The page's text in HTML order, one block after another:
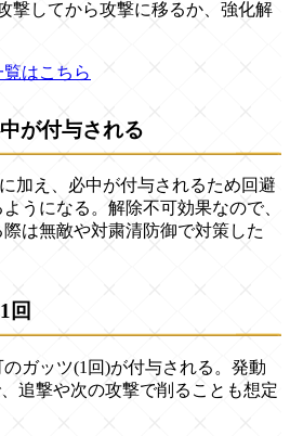
撃してから攻撃に移るか、強化解
はこちら
が付与される
加え、必中が付与されるため回避
うになる。解除不可効果なので、
は無敵や対粛清防御で対策した
回
ガッツ(1回)が付与される。発動
追撃や次の攻撃で削ることも想定